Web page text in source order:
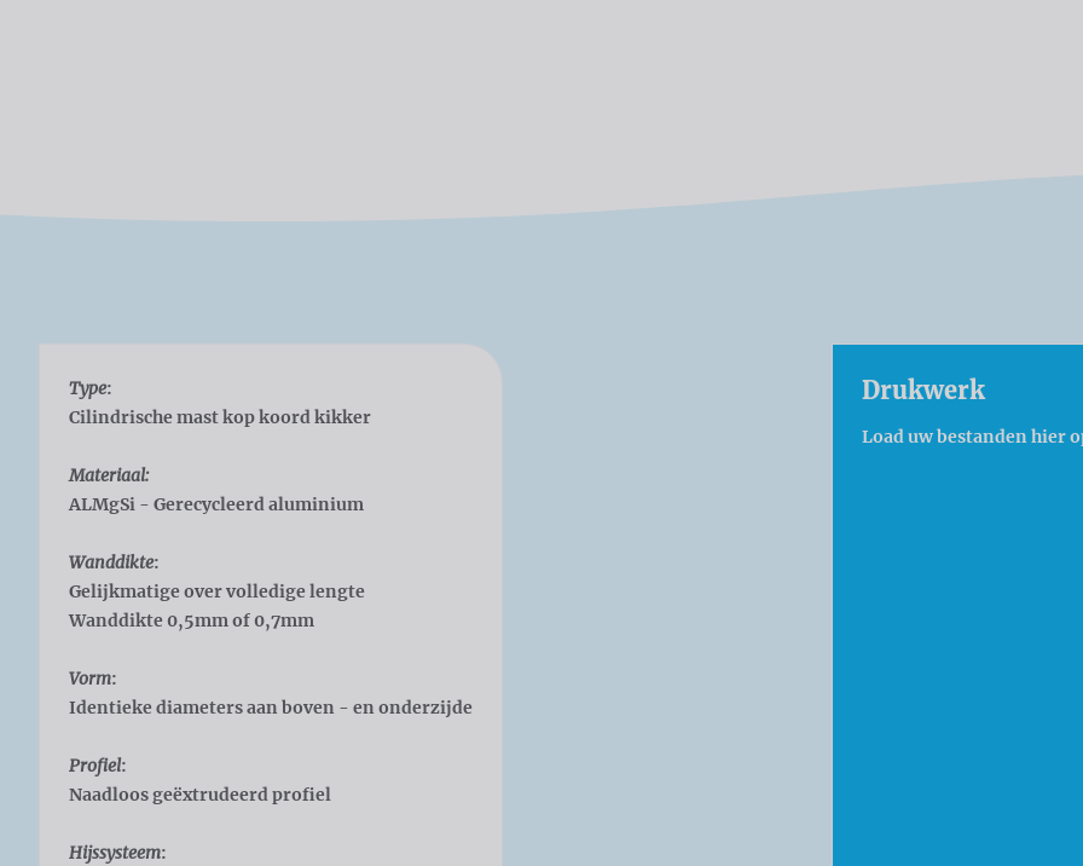
Type:
Cilindrische mast kop koord kikker
Materiaal:
ALMgSi - Gerecycleerd aluminium
Wanddikte:
Gelijkmatige over volledige lengte
Wanddikte 0,5mm of 0,7mm
Vorm:
Identieke diameters aan boven - en onderzijde
Profiel:
Naadloos geëxtrudeerd profiel
Hijssysteem:
Drukwerk
Load uw bestanden hier